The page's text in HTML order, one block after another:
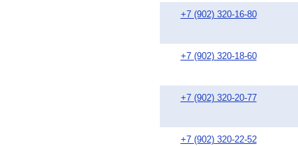
+7 (902) 320-16-80
+7 (902) 320-18-60
+7 (902) 320-20-77
+7 (902) 320-22-52